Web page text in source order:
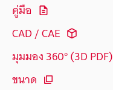
คู่มือ
CAD / CAE
มุมมอง 360° (3D PDF)
ขนาด